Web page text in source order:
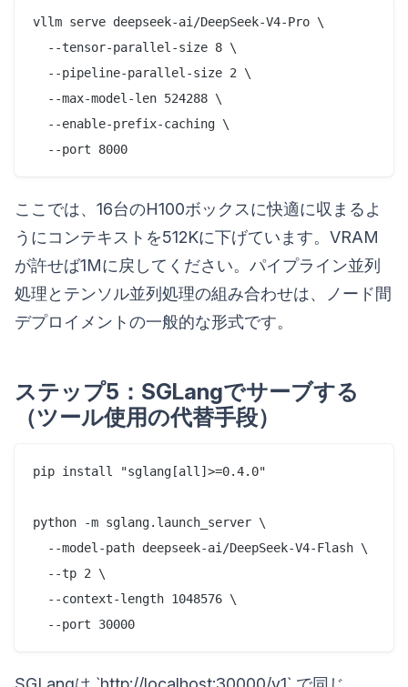
vllm serve deepseek-ai/DeepSeek-V4-Pro \
  --tensor-parallel-size 8 \
  --pipeline-parallel-size 2 \
  --max-model-len 524288 \
  --enable-prefix-caching \
ここでは、16台のH100ボックスに快適に収まるよ
うにコンテキストを512Kに下げています。VRAM
が許せば1Mに戻してください。パイプライン並列
処理とテンソル並列処理の組み合わせは、ノード間
デプロイメントの一般的な形式です。
ステップ5：SGLangでサーブする
（ツール使用の代替手段）
pip install "sglang[all]>=0.4.0"
python -m sglang.launch_server \
  --model-path deepseek-ai/DeepSeek-V4-Flash \
  --tp 2 \
  --context-length 1048576 \